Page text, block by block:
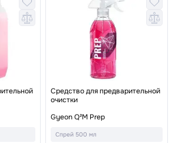
Средство для предварительной
очистки
Gyeon Q²M Prep
Спрей 500 мл